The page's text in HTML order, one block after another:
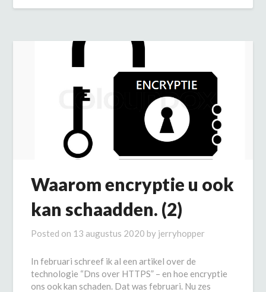
Waarom encryptie u ook
kan schaadden. (2)
Posted on 13 augustus 2020 by jerryhopper
In februari schreef ik al een artikel over de
technologie “Dns over HTTPS” – en hoe encryptie
ons ook kan schaden. Dat was februari. Nu zes